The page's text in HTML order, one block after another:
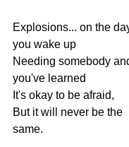
Explosions... on the
you wake up
Needing somebody
you've learned
It's okay to be afraid,
But it will never be the
same.